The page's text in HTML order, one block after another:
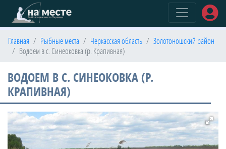
Главная Рыбные места Черкасская область
Золотоношский район
Водоем в с. Синеоковка (р. Крапивная)
ВОДОЕМ В С. СИНЕОКОВКА (Р.
КРАПИВНАЯ)